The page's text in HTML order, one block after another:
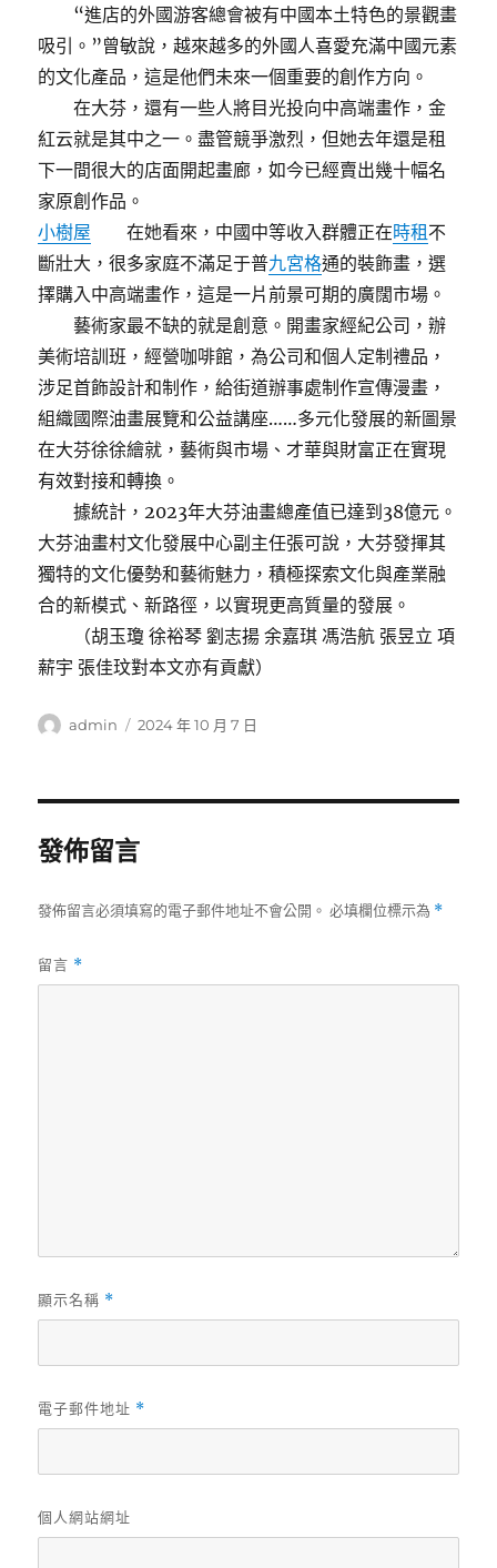
“進店的外國游客總會被有中國本土特色的景觀畫
吸引。”曾敏說，越來越多的外國人喜愛充滿中國元素
的文化產品，這是他們未來一個重要的創作方向。
在大芬，還有一些人將目光投向中高端畫作，金
紅云就是其中之一。盡管競爭激烈，但她去年還是租
下一間很大的店面開起畫廊，如今已經賣出幾十幅名
家原創作品。
小樹屋 在她看來，中國中等收入群體正在時租 不
斷壯大，很多家庭不滿足于普九宮格通的裝飾畫，選
擇購入中高端畫作，這是一片前景可期的廣闊市場。
藝術家最不缺的就是創意。開畫家經紀公司，辦
美術培訓班，經營咖啡館，為公司和個人定制禮品，
涉足首飾設計和制作，給街道辦事處制作宣傳漫畫，
組織國際油畫展覽和公益講座……多元化發展的新圖景
在大芬徐徐繪就，藝術與市場、才華與財富正在實現
有效對接和轉換。
據統計，2023年大芬油畫總產值已達到38億元。
大芬油畫村文化發展中心副主任張可說，大芬發揮其
獨特的文化優勢和藝術魅力，積極探索文化與產業融
合的新模式、新路徑，以實現更高質量的發展。
（胡玉瓊 徐裕琴 劉志揚 余嘉琪 馮浩航 張昱立 項
薪宇 張佳玟對本文亦有貢獻）
作
admin
發
2024 年 10 月 7 日
發佈留言
發佈留言必須填寫的電子郵件地址不會公開。 必填欄位標示為 *
留言 *
顯示名稱 *
電子郵件地址 *
個人網站網址